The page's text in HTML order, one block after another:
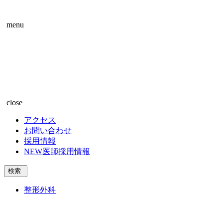
menu
close
アクセス
お問い合わせ
採用情報
NEW医師採用情報
検索
整形外科